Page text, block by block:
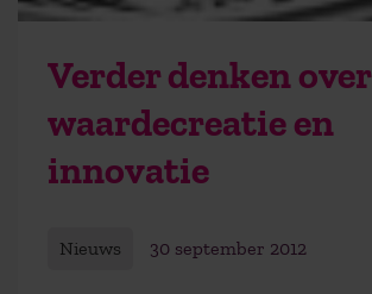
Verder denken over
waardecreatie en
innovatie
Nieuws 30 september 2012